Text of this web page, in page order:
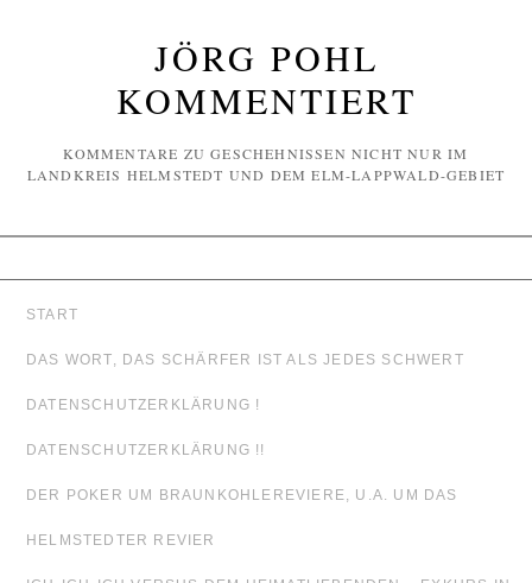
JÖRG POHL
KOMMENTIERT
KOMMENTARE ZU GESCHEHNISSEN NICHT NUR IM
LANDKREIS HELMSTEDT UND DEM ELM-LAPPWALD-GEBIET
START
DAS WORT, DAS SCHÄRFER IST ALS JEDES SCHWERT
DATENSCHUTZERKLÄRUNG !
DATENSCHUTZERKLÄRUNG !!
DER POKER UM BRAUNKOHLEREVIERE, U.A. UM DAS
HELMSTEDTER REVIER